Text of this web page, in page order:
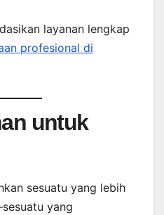
layanan lengkap
profesional di
untuk
sesuatu yang lebih
yang